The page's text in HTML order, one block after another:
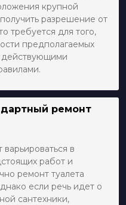
крупной
разрешение от
требуется для того,
предполагаемых
действующими
ремонт
в
работ и
ремонт туалета
если речь идет о
сантехники,